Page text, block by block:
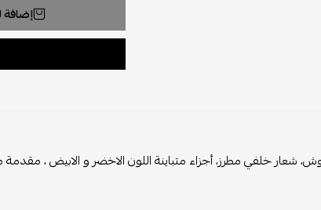
إضافة
شعار خلفي مطرز، أجزاء متباينة اللون الاخضر و الابيض ،